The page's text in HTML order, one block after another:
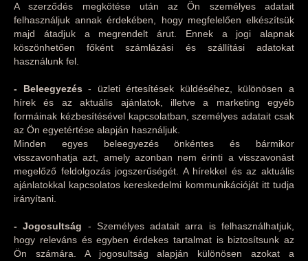
A szerződés megkötése után az Ön személyes adatait
felhasználjuk annak érdekében, hogy megfelelően elkészítsük
majd átadjuk a megrendelt árut. Ennek a jogi alapnak
köszönhetően főként számlázási és szállítási adatokat
használunk fel.
- Beleegyezés - üzleti értesítések küldéséhez, különösen a
hírek és az aktuális ajánlatok, illetve a marketing egyéb
formáinak kézbesítésével kapcsolatban, személyes adatait csak
az Ön egyetértése alapján használjuk.
Minden egyes beleegyezés önkéntes és bármikor
visszavonhatja azt, amely azonban nem érinti a visszavonást
megelőző feldolgozás jogszerűségét. A hírekkel és az aktuális
ajánlatokkal kapcsolatos kereskedelmi kommunikációját itt tudja
irányítani.
- Jogosultság - Személyes adatait arra is felhasználhatjuk,
hogy releváns és egyben érdekes tartalmat is biztosítsunk az
Ön számára. A jogosultság alapján különösen azokat a